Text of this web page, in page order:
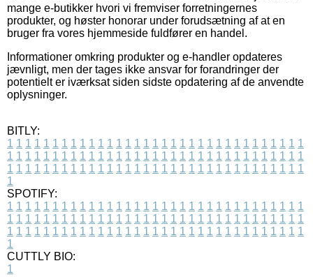
mange e-butikker hvori vi fremviser forretningernes
produkter, og høster honorar under forudsætning af at en
bruger fra vores hjemmeside fuldfører en handel.
Informationer omkring produkter og e-handler opdateres
jævnligt, men der tages ikke ansvar for forandringer der
potentielt er iværksat siden sidste opdatering af de anvendte
oplysninger.
BITLY:
1 1 1 1 1 1 1 1 1 1 1 1 1 1 1 1 1 1 1 1 1 1 1 1 1 1 1 1 1 1 1 1 1
1 1 1 1 1 1 1 1 1 1 1 1 1 1 1 1 1 1 1 1 1 1 1 1 1 1 1 1 1 1 1 1 1
1 1 1 1 1 1 1 1 1 1 1 1 1 1 1 1 1 1 1 1 1 1 1 1 1 1 1 1 1 1 1 1 1
1
SPOTIFY:
1 1 1 1 1 1 1 1 1 1 1 1 1 1 1 1 1 1 1 1 1 1 1 1 1 1 1 1 1 1 1 1 1
1 1 1 1 1 1 1 1 1 1 1 1 1 1 1 1 1 1 1 1 1 1 1 1 1 1 1 1 1 1 1 1 1
1 1 1 1 1 1 1 1 1 1 1 1 1 1 1 1 1 1 1 1 1 1 1 1 1 1 1 1 1 1 1 1 1
1
CUTTLY BIO:
1